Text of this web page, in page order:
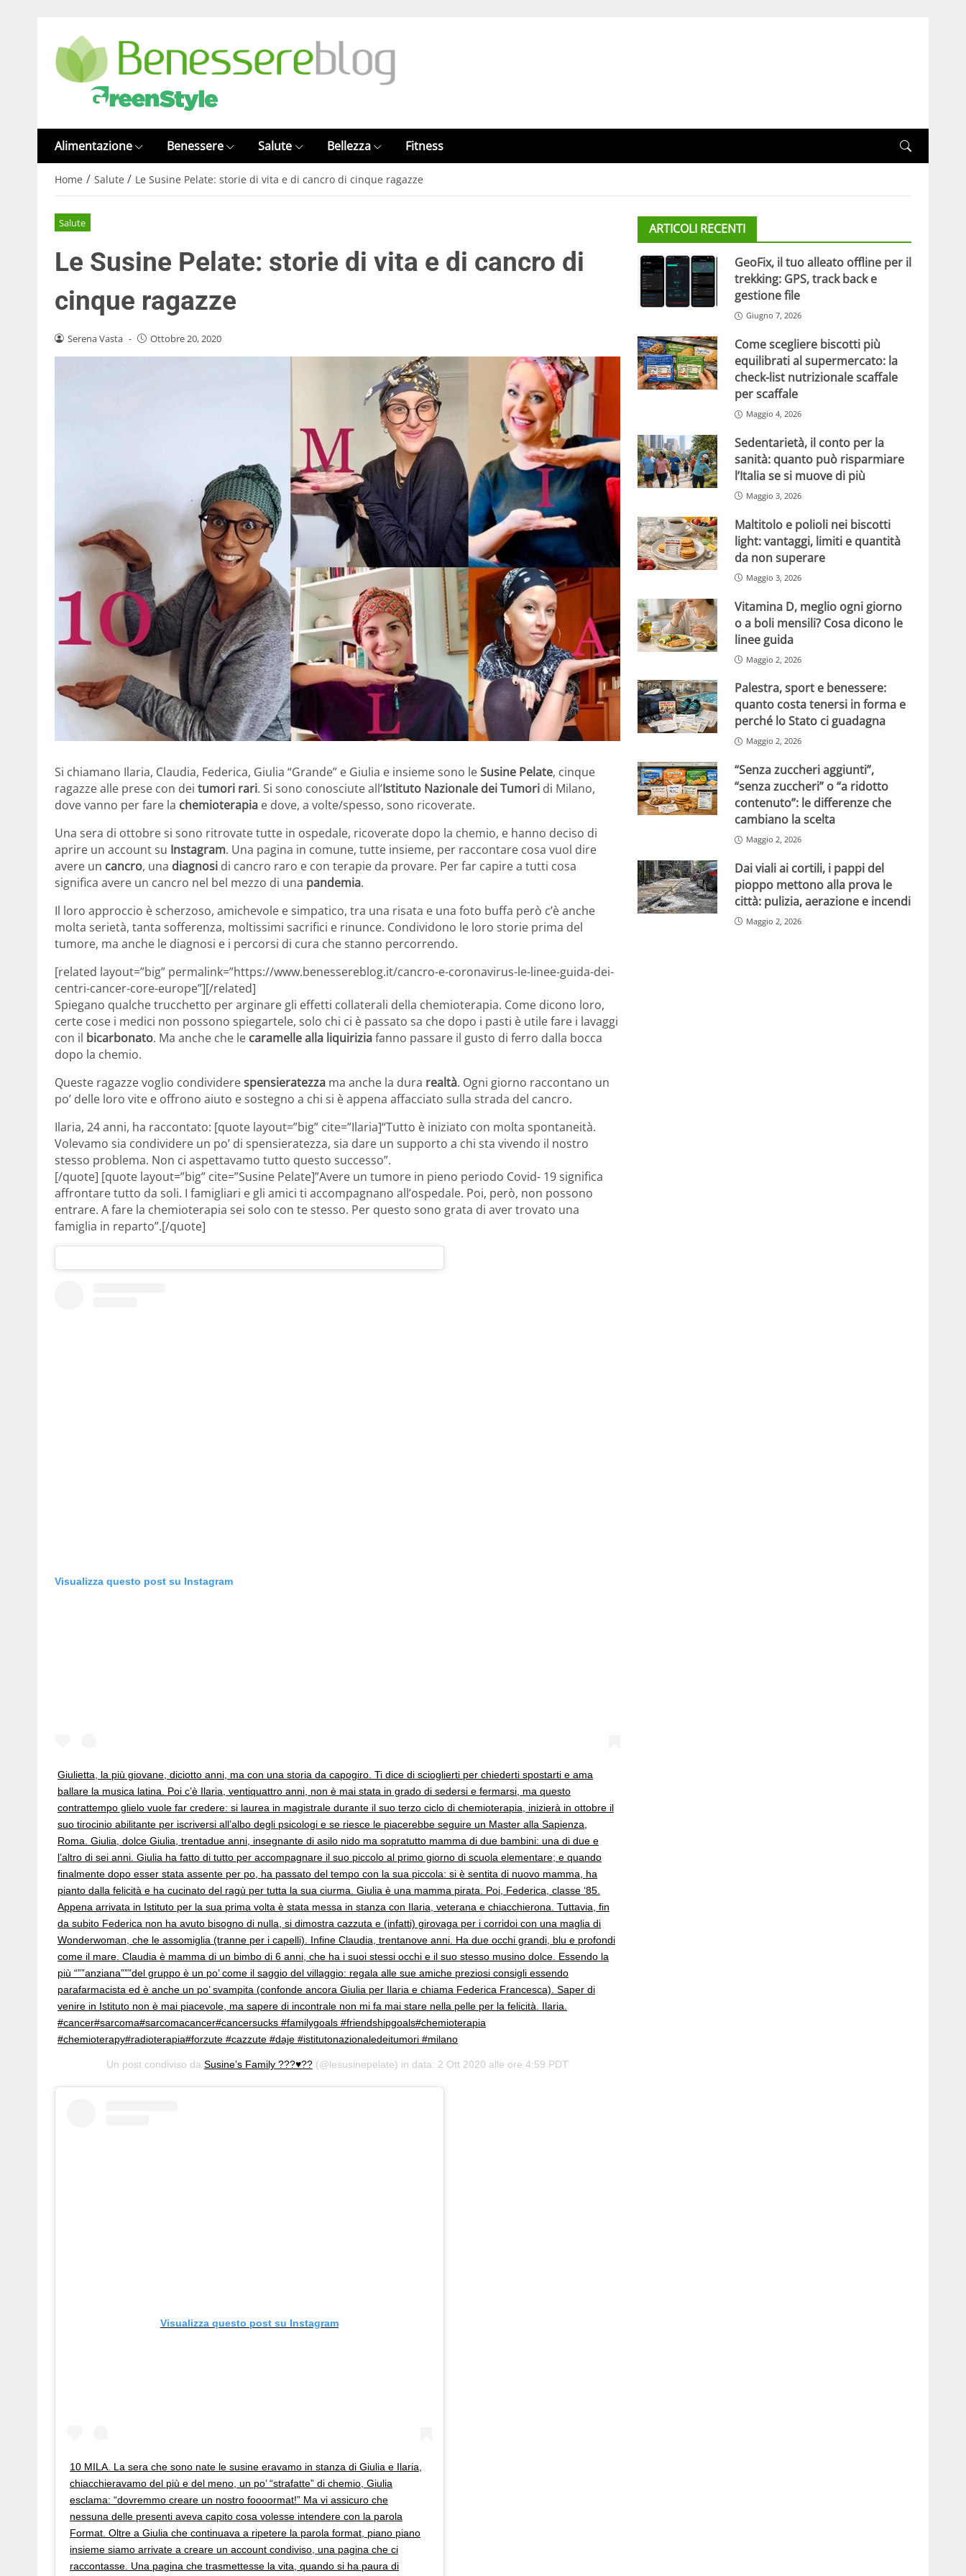
Alimentazione Benessere Salute Bellezza Fitness
Home / Salute / Le Susine Pelate: storie di vita e di cancro di cinque ragazze
Salute
Le Susine Pelate: storie di vita e di cancro di
cinque ragazze
Serena Vasta - Ottobre 20, 2020
Si chiamano Ilaria, Claudia, Federica, Giulia “Grande” e Giulia e insieme sono leSusine Pelate, cinque
ragazze alle prese con dei tumori rari. Si sono conosciute all’Istituto Nazionale dei Tumori di Milano,
dove vanno per fare la chemioterapia e dove, a volte/spesso, sono ricoverate.
Una sera di ottobre si sono ritrovate tutte in ospedale, ricoverate dopo la chemio, e hanno deciso di
aprire un account su Instagram. Una pagina in comune, tutte insieme, per raccontare cosa vuol dire
avere un cancro, una diagnosi di cancro raro e con terapie da provare. Per far capire a tutti cosa
significa avere un cancro nel bel mezzo di una pandemia.
Il loro approccio è scherzoso, amichevole e simpatico, tra una risata e una foto buffa però c’è anche
molta serietà, tanta sofferenza, moltissimi sacrifici e rinunce. Condividono le loro storie prima del
tumore, ma anche le diagnosi e i percorsi di cura che stanno percorrendo.
[related layout=”big” permalink=”https://www.benessereblog.it/cancro-e-coronavirus-le-linee-guida-dei-
centri-cancer-core-europe”][/related]
Spiegano qualche trucchetto per arginare gli effetti collaterali della chemioterapia. Come dicono loro,
certe cose i medici non possono spiegartele, solo chi ci è passato sa che dopo i pasti è utile fare i lavaggi
con il bicarbonato. Ma anche che le caramelle alla liquiriziafanno passare il gusto di ferro dalla bocca
dopo la chemio.
Queste ragazze voglio condividerespensieratezza ma anche la dura realtà. Ogni giorno raccontano un
po’ delle loro vite e offrono aiuto e sostegno a chi si è appena affacciato sulla strada del cancro.
Ilaria, 24 anni, ha raccontato: [quote layout=”big” cite=”Ilaria]“Tutto è iniziato con molta spontaneità.
Volevamo sia condividere un po’ di spensieratezza, sia dare un supporto a chi sta vivendo il nostro
stesso problema. Non ci aspettavamo tutto questo successo”.
[/quote] [quote layout=”big” cite=”Susine Pelate]”Avere un tumore in pieno periodo Covid- 19 significa
affrontare tutto da soli. I famigliari e gli amici ti accompagnano all’ospedale. Poi, però, non possono
entrare. A fare la chemioterapia sei solo con te stesso. Per questo sono grata di aver trovato una
famiglia in reparto”.[/quote]
Visualizza questo post su Instagram
Giulietta, la più giovane, diciotto anni, ma con una storia da capogiro. Ti dice di scioglierti per chiederti spostarti e ama
ballare la musica latina. Poi c’è Ilaria, ventiquattro anni, non è mai stata in grado di sedersi e fermarsi, ma questo
contrattempo glielo vuole far credere: si laurea in magistrale durante il suo terzo ciclo di chemioterapia, inizierà in ottobre il
suo tirocinio abilitante per iscriversi all’albo degli psicologi e se riesce le piacerebbe seguire un Master alla Sapienza,
Roma. Giulia, dolce Giulia, trentadue anni, insegnante di asilo nido ma sopratutto mamma di due bambini: una di due e
l’altro di sei anni. Giulia ha fatto di tutto per accompagnare il suo piccolo al primo giorno di scuola elementare; e quando
finalmente dopo esser stata assente per po, ha passato del tempo con la sua piccola: si è sentita di nuovo mamma, ha
pianto dalla felicità e ha cucinato del ragù per tutta la sua ciurma. Giulia è una mamma pirata. Poi, Federica, classe ‘85.
Appena arrivata in Istituto per la sua prima volta è stata messa in stanza con Ilaria, veterana e chiacchierona. Tuttavia, fin
da subito Federica non ha avuto bisogno di nulla, si dimostra cazzuta e (infatti) girovaga per i corridoi con una maglia di
Wonderwoman, che le assomiglia (tranne per i capelli). Infine Claudia, trentanove anni. Ha due occhi grandi, blu e profondi
come il mare. Claudia è mamma di un bimbo di 6 anni, che ha i suoi stessi occhi e il suo stesso musino dolce. Essendo la
più “””anziana”””del gruppo è un po’ come il saggio del villaggio: regala alle sue amiche preziosi consigli essendo
parafarmacista ed è anche un po’ svampita (confonde ancora Giulia per Ilaria e chiama Federica Francesca). Saper di
venire in Istituto non è mai piacevole, ma sapere di incontrale non mi fa mai stare nella pelle per la felicità. Ilaria.
#cancer#sarcoma#sarcomacancer#cancersucks #familygoals #friendshipgoals#chemioterapia
#chemioterapy#radioterapia#forzute #cazzute #daje #istitutonazionaledeitumori #milano
Un post condiviso da Susine’s Family ??‍?♥️??(@lesusinepelate) in data: 2 Ott 2020 alle ore 4:59 PDT
Visualizza questo post su Instagram
10 MILA. La sera che sono nate le susine eravamo in stanza di Giulia e Ilaria,
chiacchieravamo del più e del meno, un po’ “strafatte” di chemio, Giulia
esclama: “dovremmo creare un nostro foooormat!” Ma vi assicuro che
nessuna delle presenti aveva capito cosa volesse intendere con la parola
Format. Oltre a Giulia che continuava a ripetere la parola format, piano piano
insieme siamo arrivate a creare un account condiviso, una pagina che ci
raccontasse. Una pagina che trasmettesse la vita, quando si ha paura di
ARTICOLI RECENTI
GeoFix, il tuo alleato offline per il
trekking: GPS, track back e
gestione file
Giugno 7, 2026
Come scegliere biscotti più
equilibrati al supermercato: la
check-list nutrizionale scaffale
per scaffale
Maggio 4, 2026
Sedentarietà, il conto per la
sanità: quanto può risparmiare
l’Italia se si muove di più
Maggio 3, 2026
Maltitolo e polioli nei biscotti
light: vantaggi, limiti e quantità
da non superare
Maggio 3, 2026
Vitamina D, meglio ogni giorno
o a boli mensili? Cosa dicono le
linee guida
Maggio 2, 2026
Palestra, sport e benessere:
quanto costa tenersi in forma e
perché lo Stato ci guadagna
Maggio 2, 2026
“Senza zuccheri aggiunti”,
“senza zuccheri” o “a ridotto
contenuto”: le differenze che
cambiano la scelta
Maggio 2, 2026
Dai viali ai cortili, i pappi del
pioppo mettono alla prova le
città: pulizia, aerazione e incendi
Maggio 2, 2026